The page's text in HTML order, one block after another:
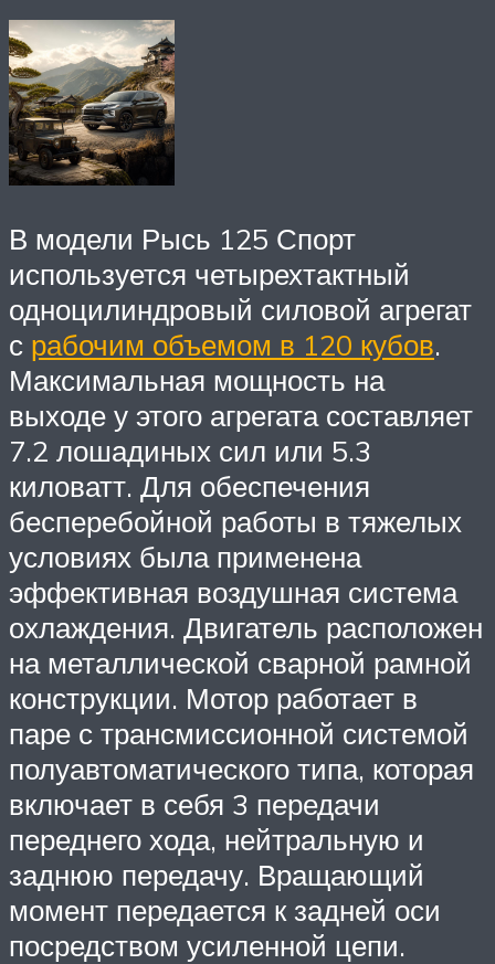
В модели Рысь 125 Спорт
используется четырехтактный
одноцилиндровый силовой агрегат
с рабочим объемом в 120 кубов.
Максимальная мощность на
выходе у этого агрегата составляет
7.2 лошадиных сил или 5.3
киловатт. Для обеспечения
бесперебойной работы в тяжелых
условиях была применена
эффективная воздушная система
охлаждения. Двигатель расположен
на металлической сварной рамной
конструкции. Мотор работает в
паре с трансмиссионной системой
полуавтоматического типа, которая
включает в себя 3 передачи
переднего хода, нейтральную и
заднюю передачу. Вращающий
момент передается к задней оси
посредством усиленной цепи.